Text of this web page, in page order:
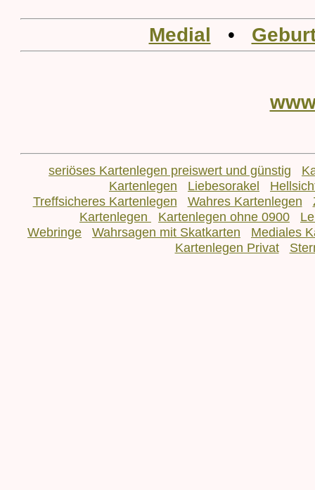
Medial •
seriöses Kartenlegen preiswert und günstig
Kartenlegen
Liebesorakel
Treffsicheres Kartenlegen
Wahres Kartenlegen
Kartenlegen
Kartenlegen ohne 0900
Webringe
Wahrsagen mit Skatkarten
Mediales
Kartenlegen Privat